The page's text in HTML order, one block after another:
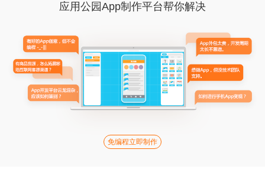
应用公园App制作平台帮你解决
免编程立即制作